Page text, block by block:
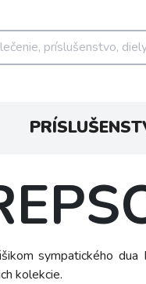
sympatického
kolekcie.